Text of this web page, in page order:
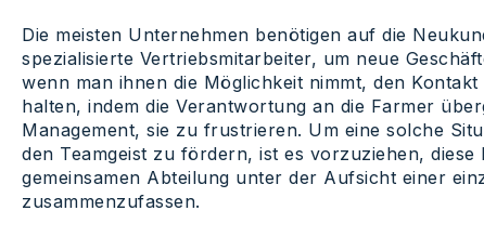
Die meisten Unternehmen benötigen auf die
spezialisierte Vertriebsmitarbeiter, um neue
wenn man ihnen die Möglichkeit nimmt, den
halten, indem die Verantwortung an die Farmer
Management, sie zu frustrieren. Um eine solche
den Teamgeist zu fördern, ist es vorzuziehen, diese
gemeinsamen Abteilung unter der Aufsicht einer
zusammenzufassen.